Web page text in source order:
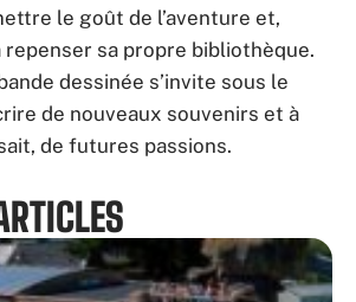
le goût de l’aventure et,
sa propre bibliothèque.
dessinée s’invite sous le
de nouveaux souvenirs et à
de futures passions.